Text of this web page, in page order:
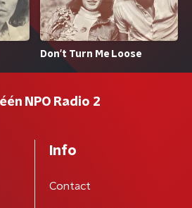
Don't Turn Me Loose
NPO Radio 2
Info
Contact